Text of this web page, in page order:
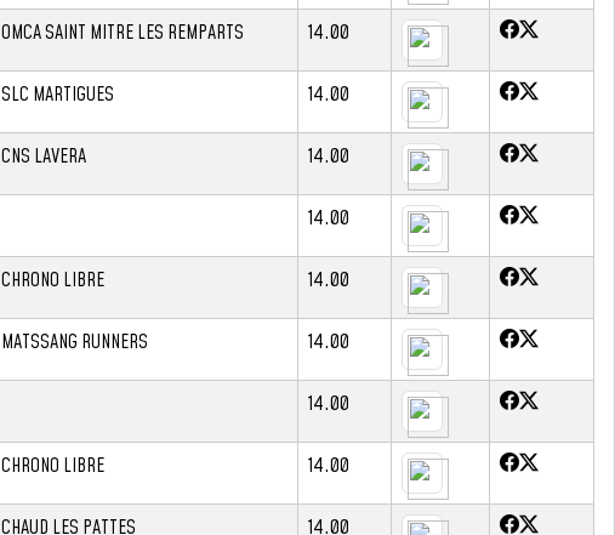
OMCA SAINT MITRE LES REMPARTS 14.00
SLC MARTIGUES 14.00
CNS LAVERA 14.00
14.00
CHRONO LIBRE 14.00
MATSSANG RUNNERS 14.00
14.00
CHRONO LIBRE 14.00
CHAUD LES PATTES 14.00